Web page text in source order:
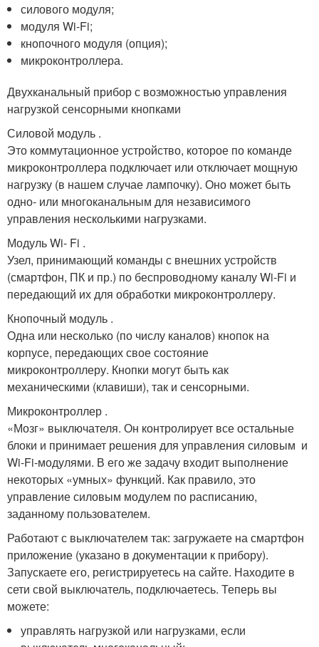
силового модуля;
модуля Wi-Fi;
кнопочного модуля (опция);
микроконтроллера.
Двухканальный прибор с возможностью управления
нагрузкой сенсорными кнопками
Силовой модуль .
Это коммутационное устройство, которое по команде
микроконтроллера подключает или отключает мощную
нагрузку (в нашем случае лампочку). Оно может быть
одно- или многоканальным для независимого
управления несколькими нагрузками.
Модуль Wi- Fi .
Узел, принимающий команды с внешних устройств
(смартфон, ПК и пр.) по беспроводному каналу Wi-Fi и
передающий их для обработки микроконтроллеру.
Кнопочный модуль .
Одна или несколько (по числу каналов) кнопок на
корпусе, передающих свое состояние
микроконтроллеру. Кнопки могут быть как
механическими (клавиши), так и сенсорными.
Микроконтроллер .
«Мозг» выключателя. Он контролирует все остальные
блоки и принимает решения для управления силовым и
Wi-Fi-модулями. В его же задачу входит выполнение
некоторых «умных» функций. Как правило, это
управление силовым модулем по расписанию,
заданному пользователем.
Работают с выключателем так: загружаете на смартфон
приложение (указано в документации к прибору).
Запускаете его, регистрируетесь на сайте. Находите в
сети свой выключатель, подключаетесь. Теперь вы
можете:
управлять нагрузкой или нагрузками, если